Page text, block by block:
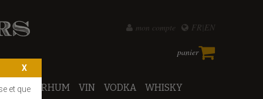
FR EN
mon compte
panier
PORTO RHUM VIN VODKA WHISKY
et que